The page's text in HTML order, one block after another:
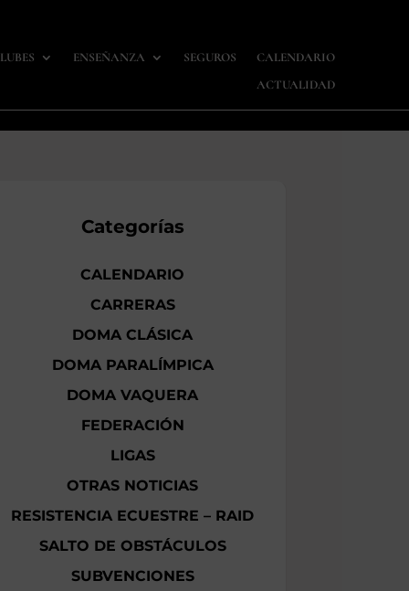
ENSEÑANZA SEGUROS
CALENDARIO
ACTUALIDAD
Categorías
CALENDARIO
CARRERAS
DOMA CLÁSICA
DOMA PARALÍMPICA
DOMA VAQUERA
FEDERACIÓN
LIGAS
OTRAS NOTICIAS
RESISTENCIA ECUESTRE – RAID
SALTO DE OBSTÁCULOS
SUBVENCIONES